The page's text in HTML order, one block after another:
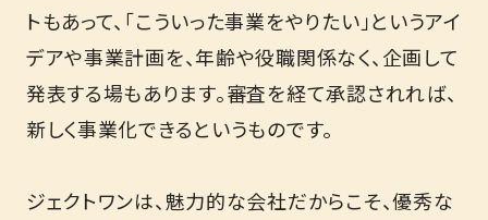
トもあって、「こういった事業をやりたい」というアイ
デアや事業計画を、年齢や役職関係なく、企画して
発表する場もあります。審査を経て承認されれば、
新しく事業化できるというものです。
ジェクトワンは、魅力的な会社だからこそ、優秀な